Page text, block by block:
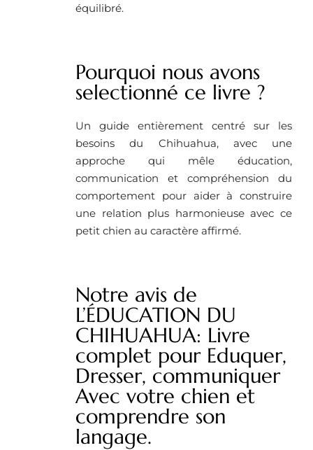
équilibré.
Pourquoi nous avons
selectionné ce livre ?
Un guide entièrement centré sur les
besoins du Chihuahua, avec une
approche qui mêle éducation,
communication et compréhension du
comportement pour aider à construire
une relation plus harmonieuse avec ce
petit chien au caractère affirmé.
Notre avis de
L’ÉDUCATION DU
CHIHUAHUA: Livre
complet pour Eduquer,
Dresser, communiquer
Avec votre chien et
comprendre son
langage.